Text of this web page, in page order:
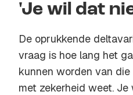
'Je wil dat
De oprukkende
vraag is hoe lang het
kunnen worden van
met zekerheid weet.